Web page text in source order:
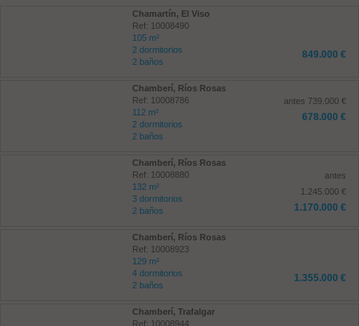
Chamartín, El Viso
Ref: 10008490
105 m²
2 dormitorios
2 baños
849.000 €
Chamberí, Ríos Rosas
Ref: 10008786
112 m²
2 dormitorios
2 baños
antes 739.000 €
678.000 €
Chamberí, Ríos Rosas
Ref: 10008880
132 m²
3 dormitorios
2 baños
antes
1.245.000 €
1.170.000 €
Chamberí, Ríos Rosas
Ref: 10008923
129 m²
4 dormitorios
2 baños
1.355.000 €
Chamberí, Trafalgar
Ref: 10008944